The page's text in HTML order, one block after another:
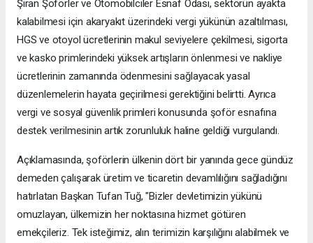
Şiran Şoförler ve Otomobilciler Esnaf Odası, sektörün ayakta
kalabilmesi için akaryakıt üzerindeki vergi yükünün azaltılması,
HGS ve otoyol ücretlerinin makul seviyelere çekilmesi, sigorta
ve kasko primlerindeki yüksek artışların önlenmesi ve nakliye
ücretlerinin zamanında ödenmesini sağlayacak yasal
düzenlemelerin hayata geçirilmesi gerektiğini belirtti. Ayrıca
vergi ve sosyal güvenlik primleri konusunda şoför esnafına
destek verilmesinin artık zorunluluk haline geldiği vurgulandı.
Açıklamasında, şoförlerin ülkenin dört bir yanında gece gündüz
demeden çalışarak üretim ve ticaretin devamlılığını sağladığını
hatırlatan Başkan Tufan Tuğ, "Bizler devletimizin yükünü
omuzlayan, ülkemizin her noktasına hizmet götüren
emekçileriz. Tek isteğimiz, alın terimizin karşılığını alabilmek ve